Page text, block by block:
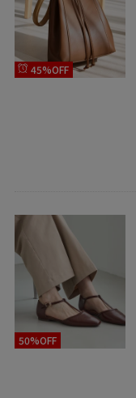
45%OFF
50%OFF